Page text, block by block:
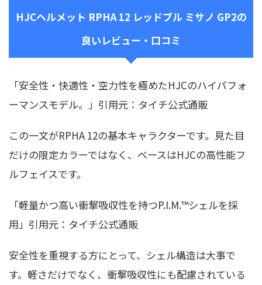
HJCヘルメット RPHA 12 レッドブル ミサノ GP2の
良いレビュー・口コミ
「安全性・快適性・空力性を極めたHJCのハイパフォ
ーマンスモデル。」引用元：タイチ公式通販
この一文がRPHA 12の基本キャラクターです。見た目
だけの限定カラーではなく、ベースはHJCの高性能フ
ルフェイスです。
「軽量かつ高い衝撃吸収性を持つP.I.M.™シェルを採
用」引用元：タイチ公式通販
安全性を重視する方にとって、シェル構造は大事で
す。軽さだけでなく、衝撃吸収性にも配慮されている